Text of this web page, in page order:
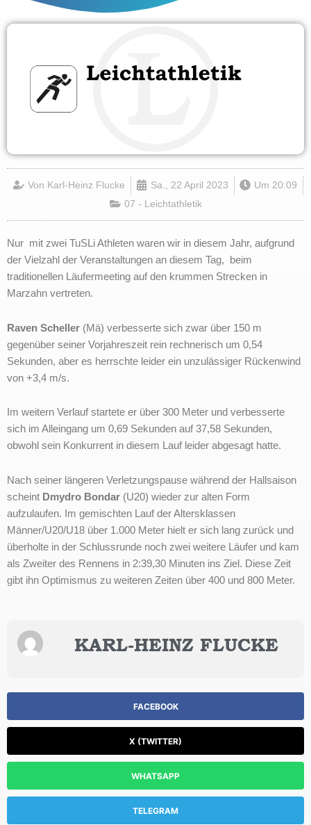
Von Karl-Heinz Flucke Sa., 22 April 2023 Um 20:09
07 - Leichtathletik
Nur mit zwei TuSLi Athleten waren wir in diesem Jahr, aufgrund
der Vielzahl der Veranstaltungen an diesem Tag, beim
traditionellen Läufermeeting auf den krummen Strecken in
Marzahn vertreten.
Raven Scheller (Mä) verbesserte sich zwar über 150 m
gegenüber seiner Vorjahreszeit rein rechnerisch um 0,54
Sekunden, aber es herrschte leider ein unzulässiger Rückenwind
von +3,4 m/s.
Im weitern Verlauf startete er über 300 Meter und verbesserte
sich im Alleingang um 0,69 Sekunden auf 37,58 Sekunden,
obwohl sein Konkurrent in diesem Lauf leider abgesagt hatte.
Nach seiner längeren Verletzungspause während der Hallsaison
scheint Dmydro Bondar (U20) wieder zur alten Form
aufzulaufen. Im gemischten Lauf der Altersklassen
Männer/U20/U18 über 1.000 Meter hielt er sich lang zurück und
überholte in der Schlussrunde noch zwei weitere Läufer und kam
als Zweiter des Rennens in 2:39,30 Minuten ins Ziel. Diese Zeit
gibt ihn Optimismus zu weiteren Zeiten über 400 und 800 Meter.
KARL-HEINZ FLUCKE
FACEBOOK
X (TWITTER)
WHATSAPP
TELEGRAM